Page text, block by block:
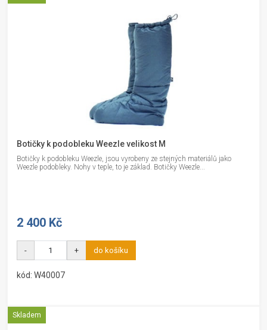
Botičky k podobleku Weezle velikost M
Botičky k podobleku Weezle, jsou vyrobeny ze stejných materiálů jako
Weezle podobleky. Nohy v teple, to je základ. Botičky Weezle...
2 400 Kč
- + do košíku
kód: W40007
Skladem